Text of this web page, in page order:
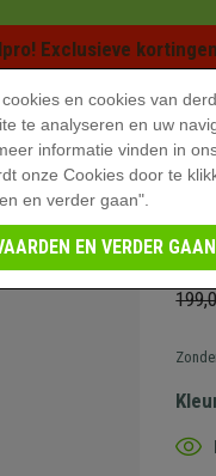
Exclusieve
en cookies van
te analyseren en uw
informatie vinden in
onze Cookies door te
en verder gaan".
EN VERDER GAAN